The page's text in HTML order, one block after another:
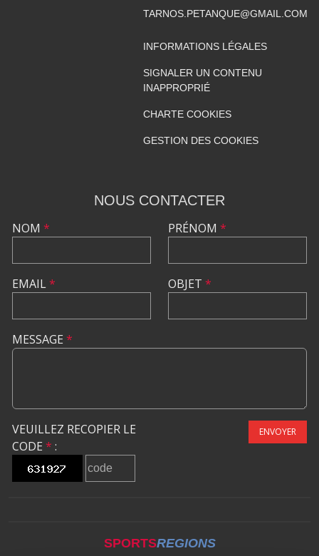
TARNOS.PETANQUE@GMAIL.COM
INFORMATIONS LÉGALES
SIGNALER UN CONTENU
INAPPROPRIÉ
CHARTE COOKIES
GESTION DES COOKIES
NOUS CONTACTER
NOM *
EMAIL*
PRÉNOM *
OBJET *
MESSAGE *
VEUILLEZ RECOPIER LE
CODE * :
ENVOYER
SPORTSREGIONS